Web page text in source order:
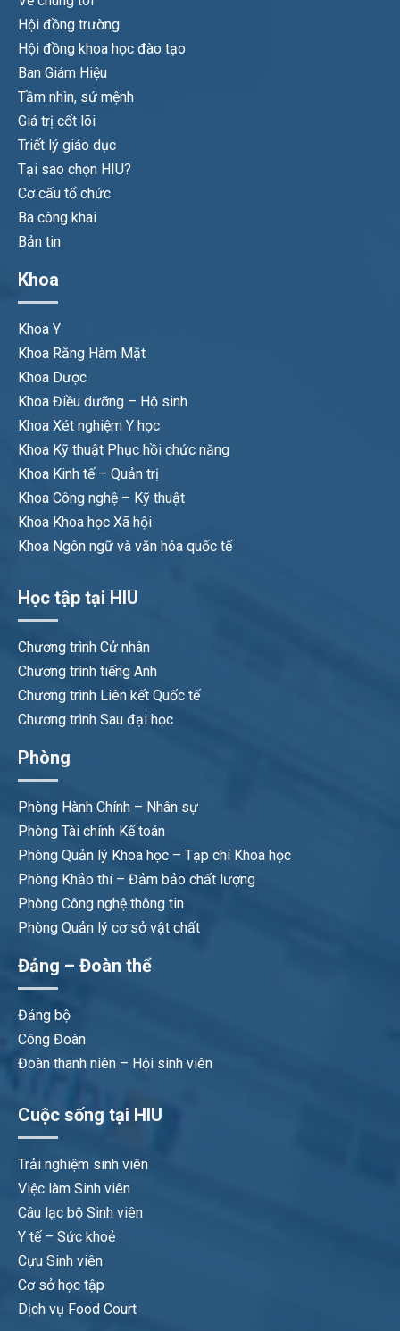
Hội đồng trường
Hội đồng khoa học đào tạo
Ban Giám Hiệu
Tầm nhìn, sứ mệnh
Giá trị cốt lõi
Triết lý giáo dục
Tại sao chọn HIU?
Cơ cấu tổ chức
Ba công khai
Bản tin
Khoa
Khoa Y
Khoa Răng Hàm Mặt
Khoa Dược
Khoa Điều dưỡng – Hộ sinh
Khoa Xét nghiệm Y học
Khoa Kỹ thuật Phục hồi chức năng
Khoa Kinh tế – Quản trị
Khoa Công nghệ – Kỹ thuật
Khoa Khoa học Xã hội
Khoa Ngôn ngữ và văn hóa quốc tế
Học tập tại HIU
Chương trình Cử nhân
Chương trình tiếng Anh
Chương trình Liên kết Quốc tế
Chương trình Sau đại học
Phòng
Phòng Hành Chính – Nhân sự
Phòng Tài chính Kế toán
Phòng Quản lý Khoa học – Tạp chí Khoa học
Phòng Khảo thí – Đảm bảo chất lượng
Phòng Công nghệ thông tin
Phòng Quản lý cơ sở vật chất
Đảng – Đoàn thể
Đảng bộ
Công Đoàn
Đoàn thanh niên – Hội sinh viên
Cuộc sống tại HIU
Trải nghiệm sinh viên
Việc làm Sinh viên
Câu lạc bộ Sinh viên
Y tế – Sức khoẻ
Cựu Sinh viên
Cơ sở học tập
Dịch vụ Food Court